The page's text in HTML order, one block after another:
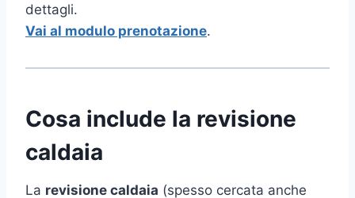
dettagli.
Vai al modulo prenotazione.
Cosa include la revisione
caldaia
La revisione caldaia (spesso cercata anche